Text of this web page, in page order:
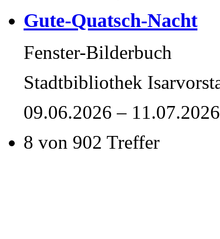
Gute-Quatsch-Nacht
Fenster-Bilderbuch
Stadtbibliothek
09.06.2026 – 11.07.2026
8 von 902 Treffer